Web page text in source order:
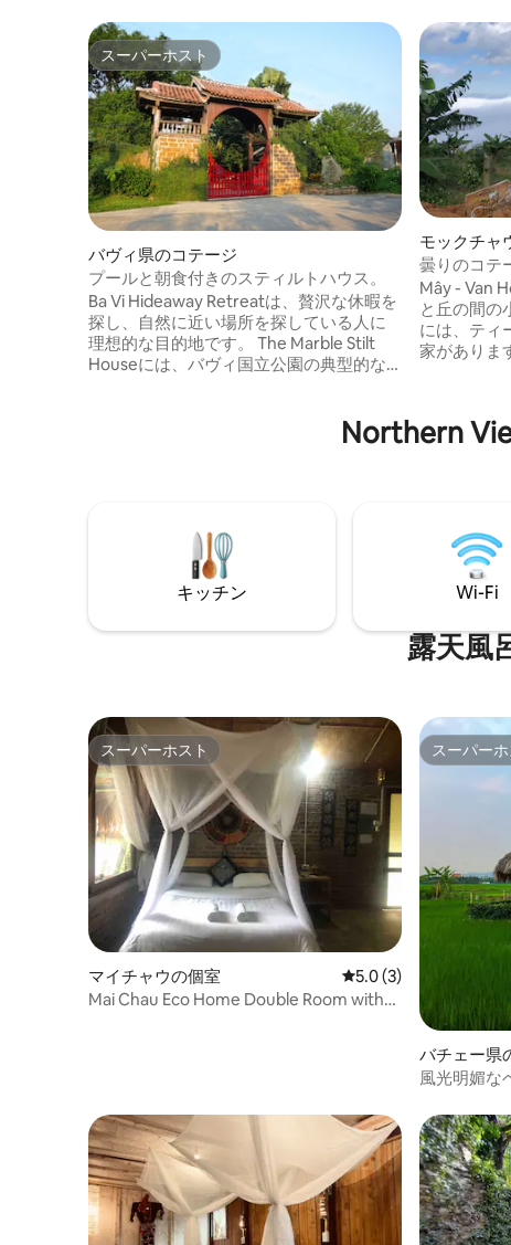
スーパーホスト
スーパーホスト
バヴィ県のコテージ
プールと朝食付きのスティルトハウス。
Ba Vi Hideaway Retreatは、贅沢な休暇を
探し、自然に近い場所を探している人に
理想的な目的地です。 The Marble Stilt
Houseには、バヴィ国立公園の典型的な
ートは、ユニークで快適な体験を提供し
モックチャ
曇りのコテ
Mây - Van
と丘の間の小さ
には、ティ
家がありま
クで栽培さ
Northern
キッチン Wi-Fi
露天風
スーパーホスト
スーパーホスト
マイチャウの個室 レビュー3件、5つ星中
5.0 (3)
Mai Chau Eco Home Double Room with
スーパー
スーパーホ
バチェー県
風光明媚な